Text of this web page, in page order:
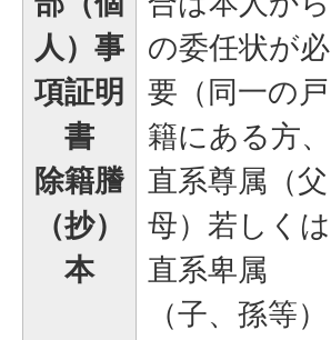
人）事
項証明
書
除籍謄
（抄）
本
の委任状が必
要（同一の戸
籍にある方、
直系尊属（父
母）若しくは
直系卑属
（子、孫等）